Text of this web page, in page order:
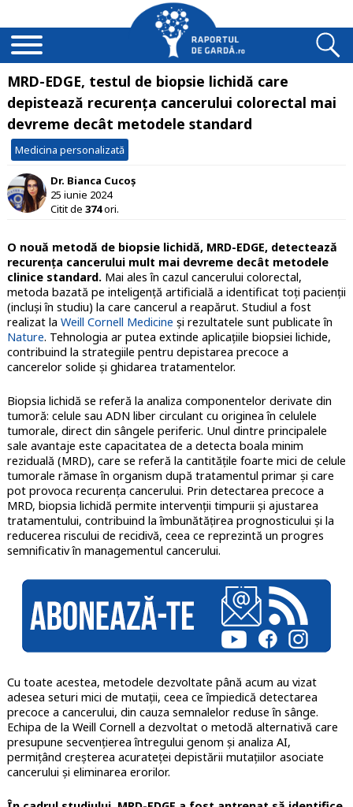
MRD-EDGE, testul de biopsie lichidă care
depistează recurența cancerului colorectal mai
devreme decât metodele standard
Medicina personalizată
Dr. Bianca Cucoș
25 iunie 2024
Citit de 374ori.
O nouă metodă de biopsie lichidă, MRD-EDGE, detectează
recurența cancerului mult mai devreme decât metodele
clinice standard.Mai ales în cazul cancerului colorectal,
metoda bazată pe inteligență artificială a identificat toți pacienții
(incluși în studiu) la care cancerul a reapărut. Studiul a fost
realizat la Weill Cornell Medicine și rezultatele sunt publicate în
Nature. Tehnologia ar putea extinde aplicațiile biopsiei lichide,
contribuind la strategiile pentru depistarea precoce a
cancerelor solide și ghidarea tratamentelor.
Biopsia lichidă se referă la analiza componentelor derivate din
tumoră: celule sau ADN liber circulant cu originea în celulele
tumorale, direct din sângele periferic. Unul dintre principalele
sale avantaje este capacitatea de a detecta boala minim
reziduală (MRD), care se referă la cantitățile foarte mici de celule
tumorale rămase în organism după tratamentul primar și care
pot provoca recurența cancerului. Prin detectarea precoce a
MRD, biopsia lichidă permite intervenții timpurii și ajustarea
tratamentului, contribuind la îmbunătățirea prognosticului și la
reducerea riscului de recidivă, ceea ce reprezintă un progres
semnificativ în managementul cancerului.
Cu toate acestea, metodele dezvoltate până acum au vizat
adesea seturi mici de mutații, ceea ce împiedică detectarea
precoce a cancerului, din cauza semnalelor reduse în sânge.
Echipa de la Weill Cornell a dezvoltat o metodă alternativă care
presupune secvențierea întregului genom și analiza AI,
permițând creșterea acurateței depistării mutațiilor asociate
cancerului și eliminarea erorilor.